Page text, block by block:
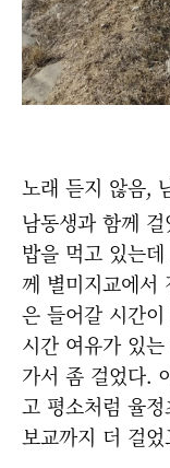
노래 듣지 않음,
남동생과 함께
밥을 먹고 있는
께 별미지교에서
은 들어갈 시간
시간 여유가 있
가서 좀 걸었다.
고 평소처럼 율
보교까지 더 걸